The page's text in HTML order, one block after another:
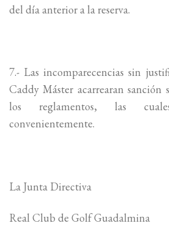
del día anterior a la reserva.
7.- Las incomparecencias sin
Caddy Máster acarrearan sanción
los reglamentos, las
convenientemente.
La Junta Directiva
Real Club de Golf Guadalmina